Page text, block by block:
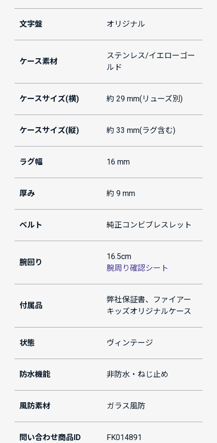
文字盤 オリジナル
ケース素材
ステンレス/イエローゴー
ルド
ケースサイズ(横) 約 29 mm(リューズ別)
ケースサイズ(縦) 約 33 mm(ラグ含む)
ラグ幅 16 mm
厚み 約 9 mm
ベルト 純正コンビブレスレット
腕回り
16.5cm
腕周り確認シート
付属品
弊社保証書、ファイアー
キッズオリジナルケース
状態 ヴィンテージ
防水機能 非防水・ねじ止め
風防素材 ガラス風防
問い合わせ商品ID FK014891